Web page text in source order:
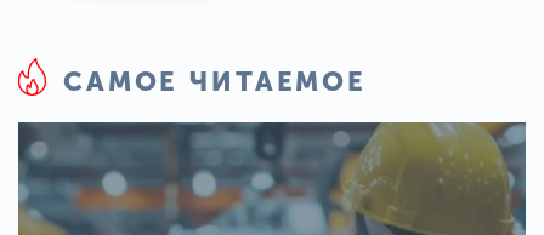
САМОЕ ЧИТАЕМОЕ